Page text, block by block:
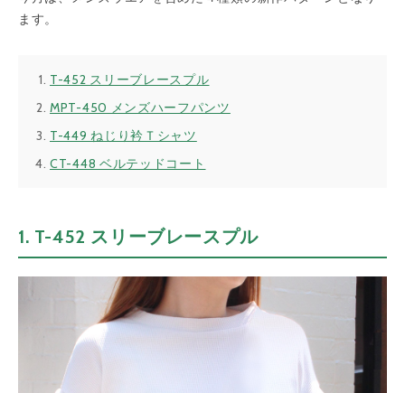
ます。
T-452 スリーブレースプル
MPT-450 メンズハーフパンツ
T-449 ねじり衿Ｔシャツ
CT-448 ベルテッドコート
1. T-452 スリーブレースプル